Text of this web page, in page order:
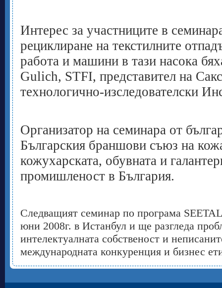
Интерес за участниците в
рециклиране на текстилните
работа и машини в тази насока
Gulich, STFI, представител на
технологично-изследователски
Организатор на семинара от
Българския браншови съюз на
кожухарската, обувната и
промишленост в България.
Следващият семинар по програма
юни 2008г. в Истанбул и ще разгледа
интелектуалната собственост и
международната конкуренция и бизнес